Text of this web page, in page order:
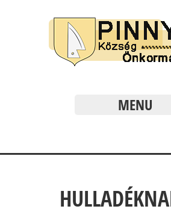
MENU